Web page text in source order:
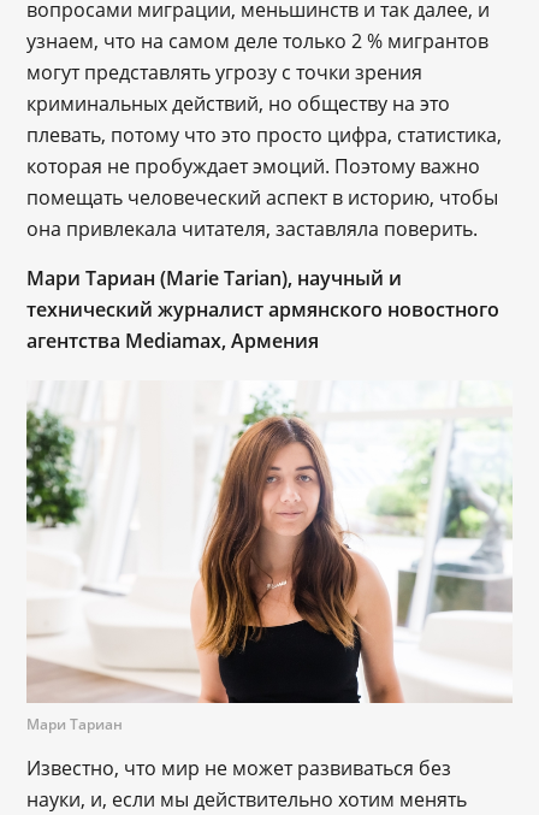
вопросами миграции, меньшинств и так далее, и
узнаем, что на самом деле только 2 % мигрантов
могут представлять угрозу с точки зрения
криминальных действий, но обществу на это
плевать, потому что это просто цифра, статистика,
которая не пробуждает эмоций. Поэтому важно
помещать человеческий аспект в историю, чтобы
она привлекала читателя, заставляла поверить.
Мари Тариан (Marie Tarian), научный и
технический журналист армянского новостного
агентства Mediamax, Армения
Мари Тариан
Известно, что мир не может развиваться без
науки, и, если мы действительно хотим менять